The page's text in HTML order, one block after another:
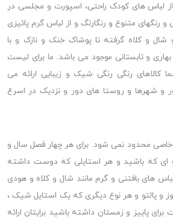
از لباس های کودک راحتی، اسپورت و مجلسی در
رنگهای متنوع و رنگارنگ و از لباس گرم پائیزی
و کلاه گرفته تا پوشاک خنک و نازک و با
و تابستانی موجود می باشد. ما برای لیست
کالاهای رنگی رنگی شیک و زیبایی ارائه می
و شهرها و روستا های دور و نزدیک در اسرع
محدود نمی شود. برای هر چهار فصل سال و
ای که باشید و هر استایلی که دوست داشته
های بافتنی و گرم مانند شال و کلاه و هودی
و پالتو و هر نوع دیگری که یک استایل شیک ،
پاییز و زمستان داشته باشید برایتان ارائه